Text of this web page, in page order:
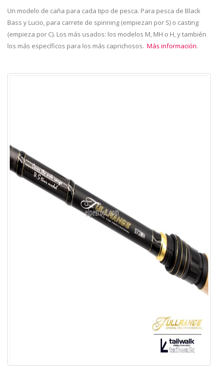
Un modelo de caña para cada tipo de pesca. Para pesca de Black
Bass y Lucio, para carrete de spinning (empiezan por S) o casting
(empieza por C). Los más usados: los modelos M, MH o H, y también
los más específicos para los más caprichosos. Más información.